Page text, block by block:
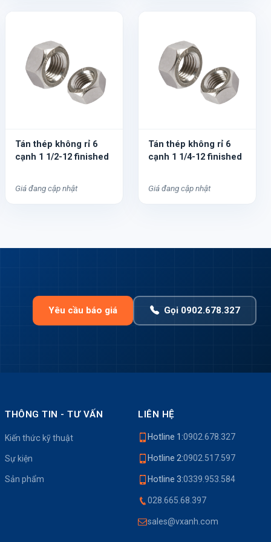
Tán thép không rỉ 6
cạnh 1 1/2-12 finished
Giá đang cập nhật
Tán thép không rỉ 6
cạnh 1 1/4-12 finished
Giá đang cập nhật
Yêu cầu báo giá Gọi 0902.678.327
THÔNG TIN - TƯ VẤN
Kiến thức kỹ thuật
Sự kiện
Sản phẩm
LIÊN HỆ
Hotline 1:0902.678.327
Hotline 2:0902.517.597
Hotline 3:0339.953.584
028.665.68.397
sales@vxanh.com